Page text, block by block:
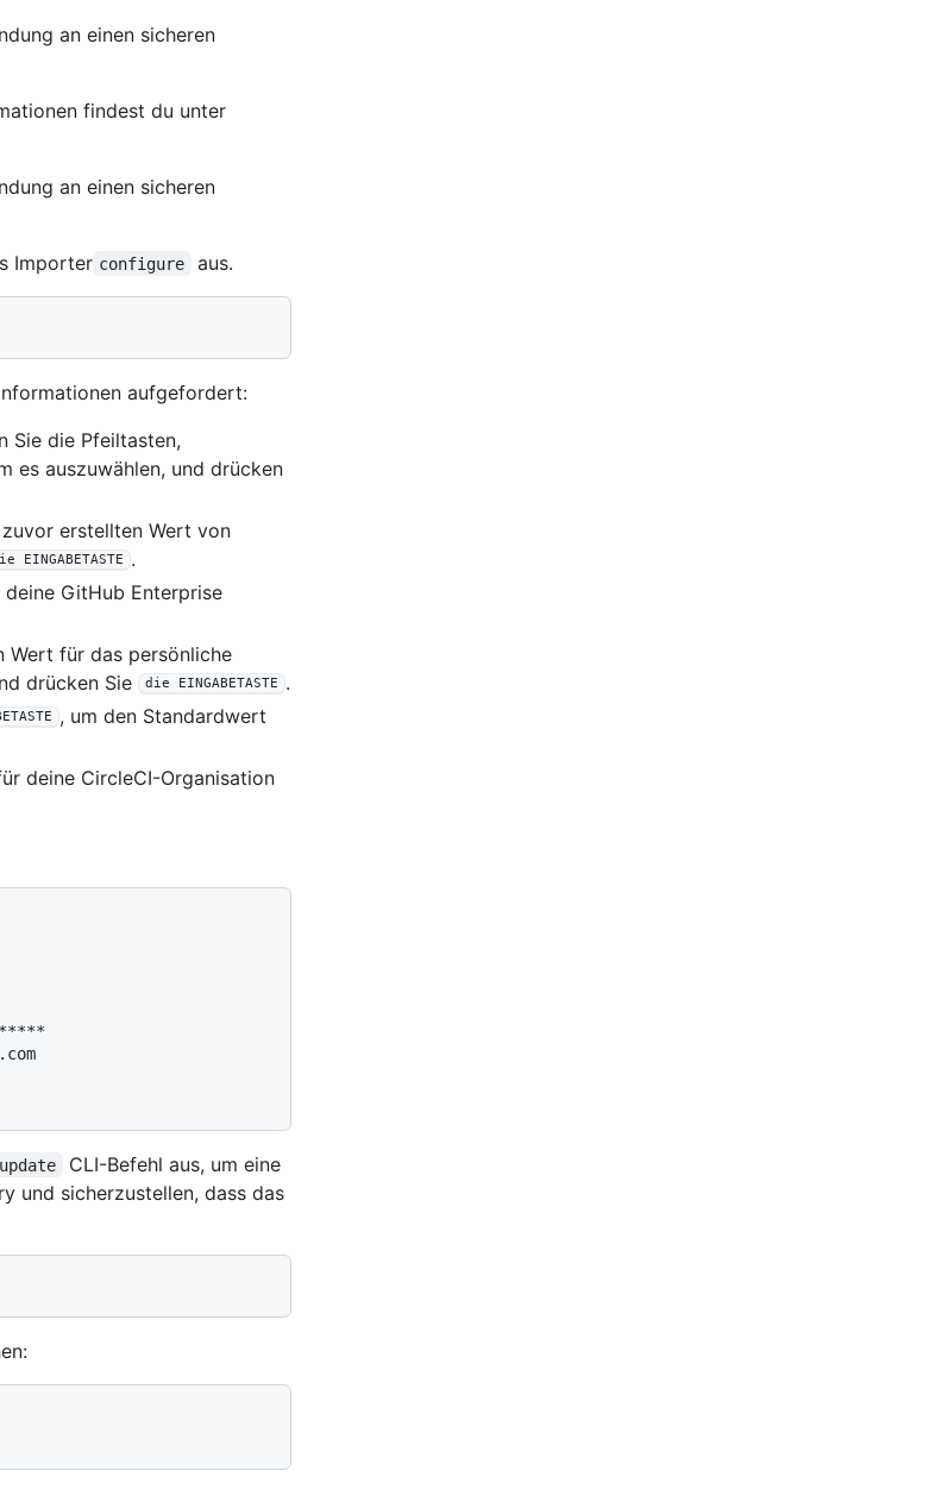
an einen sicheren
findest du unter
an einen sicheren
Importer configure aus.
aufgefordert:
Sie die Pfeiltasten,
es auszuwählen, und drücken
erstellten Wert von
EINGABETASTE
.
GitHub Enterprise
Wert für das persönliche
drücken Sie
die EINGABETASTE
.
, um den Standardwert
deine CircleCI-Organisation
update
CLI-Befehl aus, um eine
und sicherzustellen, dass das